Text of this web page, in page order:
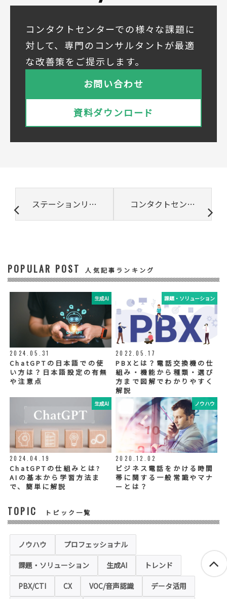
当社は下記会社との間で、お客様の個人情報
を次のとおり共同して利用いたします。
① 共同利用する者の範囲
株式会社ベルシステム24ホールディングス
株式会社ベルシステム24ホールディングスの
プライバシーポリシーはこちらをご覧ください
株式会社ベルシステム24
株式会社ベルシステム24のプライバシーポリ
シーはこちらをご覧ください
③ 共同して利用する者の利用目的
応するため
④ 個人データの管理について責任を有する者
リードプラス株式会社
⑤ 取得方法
当社ウェブサイトへの入力
◆個人情報の外部委託
利用目的の範囲内で、お客様の個人情報を当
社グループ会社や委託業者が使用することが
ございます。個人情報を委託する場合は、当
社が規定する基準を満たす委託業者を選定
し、適切な取扱いが行われるよう管理・監督
◆個人情報の提示の任意性
お問い合わせ内容、お申込み内容について
は、電話や電子メールでご回答・ご連絡をさ
せていただきますので、必須項目についてご
記入をお願いいたします。
個人情報の記入（ウェブサイトへの入力を含
む）は任意ですが、「必須入力項目」に正し
くご記入いただけない場合は、商品・サービ
ス等を適切にご提供できない場合がございま
す。
◆セキュリティについて
当社運営のホームページ（以下、「本ホーム
ページ」といいます。）では、お客様の個人
情報保護のため、お問い合わせ、お申込み等
により保護されます。SSLに対応していない
ブラウザをご利用の場合は、本ホームページ
にアクセスできなくなることや情報の入力が
できない場合があります。
コンタクトセンターでの様々な課題に
対して、専門のコンサルタントが最適
な改善策をご提示します。
お問い合わせ
資料ダウンロード
ステーションリンクの機能と基本操作 コンタクトセンターとは?コールセンターとの違いと役割､仕事内容
POPULAR POST 人気記事ランキング
生成AI
2024.05.31
ChatGPTの日本語での使
い方は？日本語設定の有無
や注意点
課題・ソリューション
2022.05.17
PBXとは？電話交換機の仕
組み・機能から種類・選び
方まで図解でわかりやすく
解説
生成AI
2024.04.19
ChatGPTの仕組みとは?
AIの基本から学習方法ま
で、簡単に解説
ノウハウ
2020.12.02
ビジネス電話をかける時間
帯に関する一般常識やマナ
ーとは？
TOPIC トピック一覧
ノウハウ プロフェッショナル
課題・ソリューション 生成AI トレンド
PBX/CTI CX VOC/音声認識 データ活用